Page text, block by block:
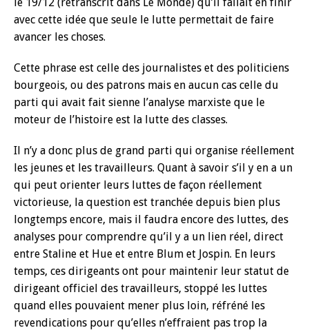
avec cette idée que seule le lutte permettait de faire
avancer les choses.
Cette phrase est celle des journalistes et des politiciens
bourgeois, ou des patrons mais en aucun cas celle du
parti qui avait fait sienne l’analyse marxiste que le
moteur de l’histoire est la lutte des classes.
Il n’y a donc plus de grand parti qui organise réellement
les jeunes et les travailleurs. Quant à savoir s’il y en a un
qui peut orienter leurs luttes de façon réellement
victorieuse, la question est tranchée depuis bien plus
longtemps encore, mais il faudra encore des luttes, des
analyses pour comprendre qu’il y a un lien réel, direct
entre Staline et Hue et entre Blum et Jospin. En leurs
temps, ces dirigeants ont pour maintenir leur statut de
dirigeant officiel des travailleurs, stoppé les luttes
quand elles pouvaient mener plus loin, réfréné les
revendications pour qu’elles n’effraient pas trop la